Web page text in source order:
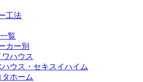
工法
覧
カー別
ワハウス
ハウス・セキスイハイム
タホーム